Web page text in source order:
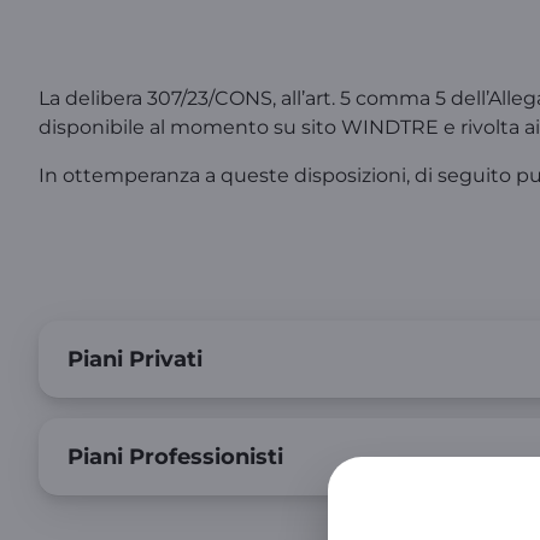
La delibera 307/23/CONS, all’art. 5 comma 5
disponibile al momento su sito WINDTRE e rivolta
In ottemperanza a queste disposizioni, di seguito
Piani Privati
Piani Professionisti